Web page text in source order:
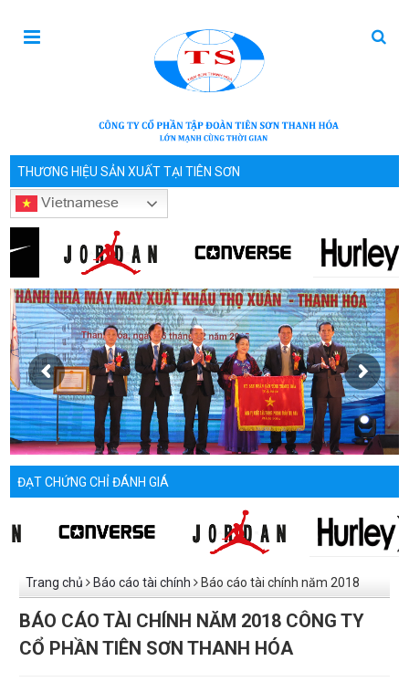
THƯƠNG HIỆU SẢN XUẤT TẠI TIÊN SƠN
Vietnamese
ĐẠT CHỨNG CHỈ ĐÁNH GIÁ
Trang chủ Báo cáo tài chính Báo cáo tài chính năm 2018
Công ty Cổ phần Tiên Sơn Thanh Hóa
BÁO CÁO TÀI CHÍNH NĂM 2018 CÔNG TY
CỔ PHẦN TIÊN SƠN THANH HÓA